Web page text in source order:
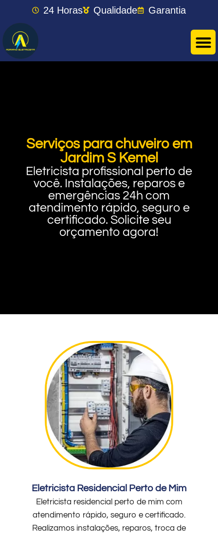
24 Horas Qualidade Garantia
Serviços para chuveiro em
Jardim S Kemel
Eletricista profissional perto de
você. Instalações, reparos e
emergências 24h com
atendimento rápido, seguro e
certificado. Solicite seu
orçamento agora!
Eletricista Residencial Perto de Mim
Eletricista residencial perto de mim com
atendimento rápido, seguro e certificado.
Realizamos instalações, reparos, troca de